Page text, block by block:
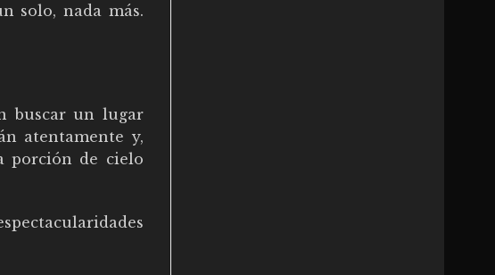
solo, nada más.
buscar un lugar
atentamente y,
porción de cielo